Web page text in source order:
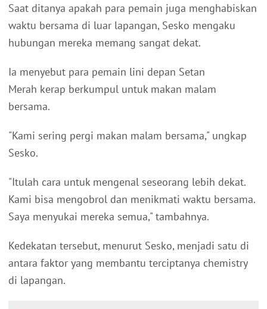
Saat ditanya apakah para pemain juga menghabiskan
waktu bersama di luar lapangan, Sesko mengaku
hubungan mereka memang sangat dekat.
Ia menyebut para pemain lini depan Setan
Merah kerap berkumpul untuk makan malam
bersama.
"Kami sering pergi makan malam bersama," ungkap
Sesko.
"Itulah cara untuk mengenal seseorang lebih dekat.
Kami bisa mengobrol dan menikmati waktu bersama.
Saya menyukai mereka semua," tambahnya.
Kedekatan tersebut, menurut Sesko, menjadi satu di
antara faktor yang membantu terciptanya chemistry
di lapangan.